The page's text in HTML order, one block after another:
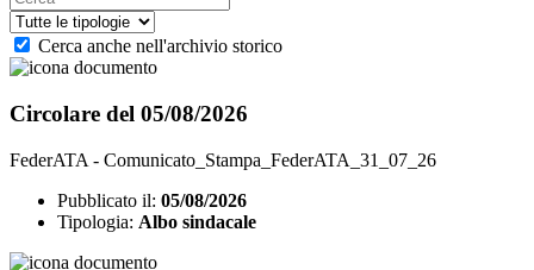
Cerca anche nell'archivio storico
Circolare del 05/08/2026
FederATA - Comunicato_Stampa_FederATA_31_07_26
Pubblicato il: 05/08/2026
Tipologia: Albo sindacale